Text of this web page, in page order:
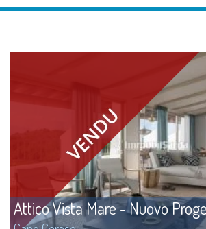
Attico Vista Mare - Nuovo